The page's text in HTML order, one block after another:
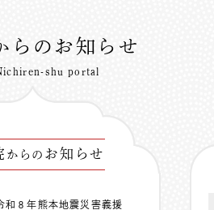
らのお知らせ
shu portal
からの お知らせ
和８年熊本地震災害義援